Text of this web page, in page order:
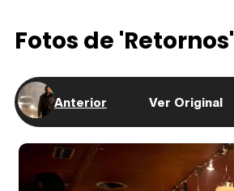
Fotos de 'Retornos'
Anterior Ver Original